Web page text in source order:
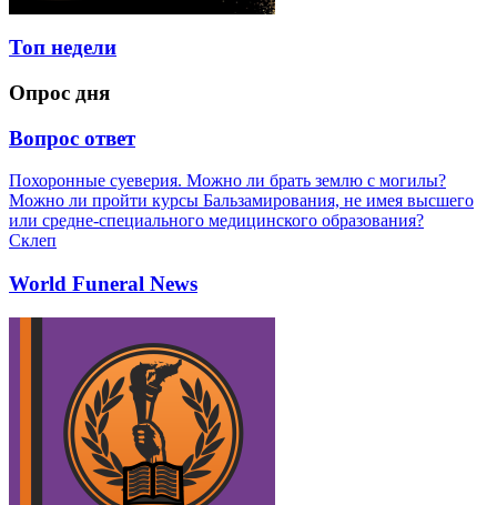
Топ недели
Опрос дня
Вопрос ответ
Похоронные суеверия. Можно ли брать землю с могилы?
Можно ли пройти курсы Бальзамирования, не имея высшего
или средне-специального медицинского образования?
Склеп
World Funeral News